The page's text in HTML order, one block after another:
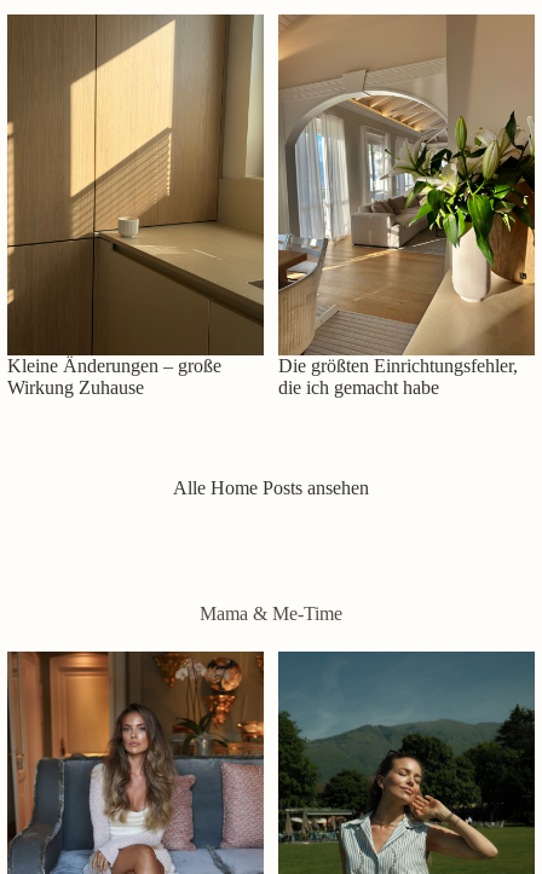
Kleine Änderungen – große
Wirkung Zuhause
Die größten Einrichtungsfehler,
die ich gemacht habe
Alle Home Posts ansehen
Mama & Me-Time